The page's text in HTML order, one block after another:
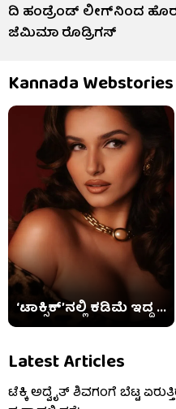
ದಿ ಹಂಡ್ರೆಂಡ್ ಲೀಗ್​ನಿಂದ
ಜೆಮಿಮಾ ರೊಡ್ರಿಗಸ್
Kannada Webstories
‘ಟಾಕ್ಸಿಕ್​’ನಲ್ಲಿ ಕಡಿಮೆ ಇದ್ದ ...
Latest Articles
ಟೆಕ್ಕಿ ಅದ್ವೈತ್ ಶಿವಗಂಗೆ ಬೆಟ್ಟ